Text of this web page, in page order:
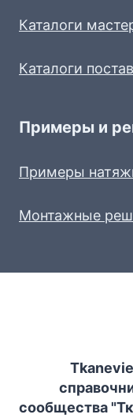
Каталоги
Каталоги
Примеры и
Примеры
Монтажные
сообщества